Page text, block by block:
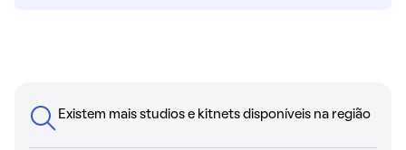
Existem mais studios e kitnets disponíveis na região